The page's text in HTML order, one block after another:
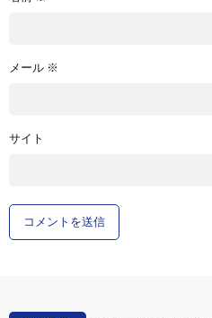
メール ※
サイト